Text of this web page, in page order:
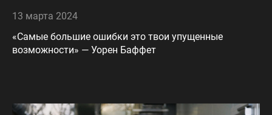
13 марта 2024
«Самые большие ошибки это твои упущенные
возможности» — Уорен Баффет